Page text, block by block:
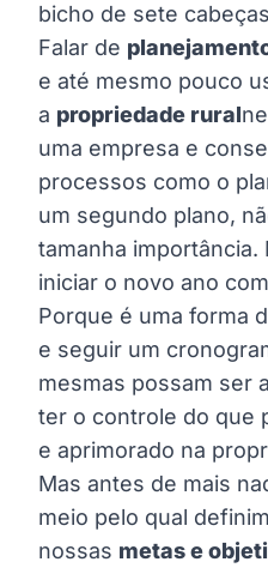
bicho de sete
Falar de
e até mesmo pouco
a propriedade rural
uma empresa e
processos como o
um segundo plano,
tamanha
iniciar o novo ano
Porque é uma forma
e seguir um
mesmas possam ser
ter o controle do que
e aprimorado na
Mas antes de mais
meio pelo qual
nossas metas e